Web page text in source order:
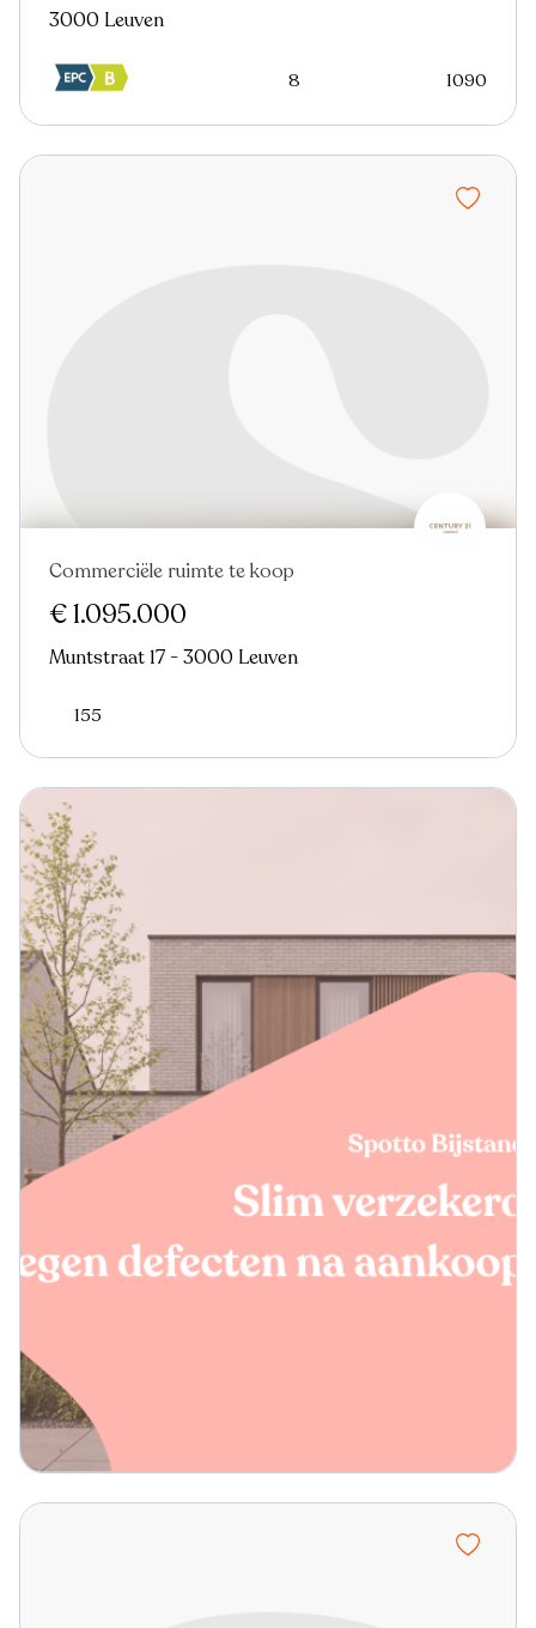
3000 Leuven
8 1090
Commerciële ruimte te koop
€ 1.095.000
Muntstraat 17 - 3000 Leuven
155